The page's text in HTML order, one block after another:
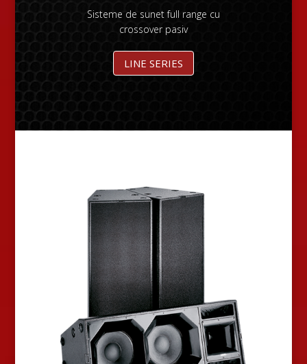
Sisteme de sunet full range cu
crossover pasiv
LINE SERIES